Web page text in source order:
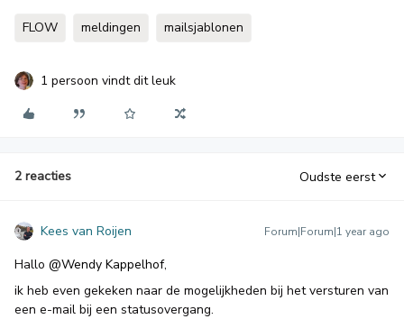
FLOW meldingen mailsjablonen
1 persoon vindt dit leuk
2 reacties Oudste eerst
Kees van Roijen Forum|Forum|1 year ago
Hallo @Wendy Kappelhof,
ik heb even gekeken naar de mogelijkheden bij het versturen van
een e-mail bij een statusovergang.